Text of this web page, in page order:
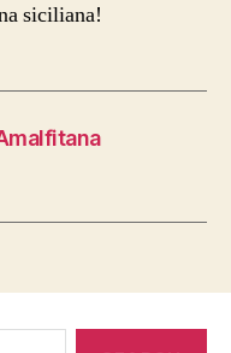
siciliana!